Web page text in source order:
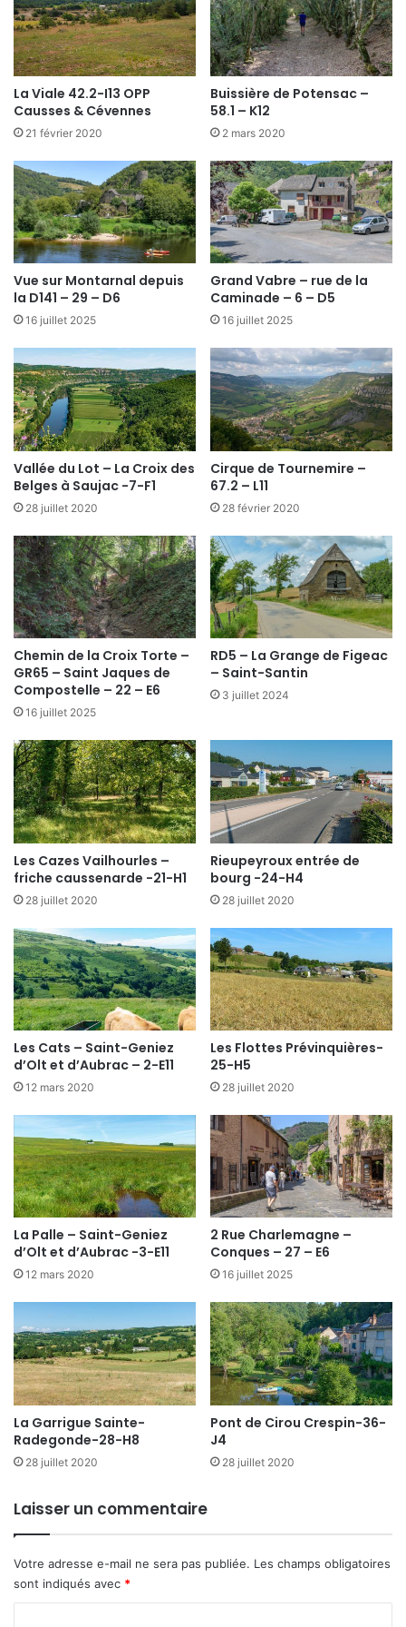
La Viale 42.2-I13 OPP
Causses & Cévennes
21 février 2020
Buissière de Potensac –
58.1 – K12
2 mars 2020
Vue sur Montarnal depuis
la D141 – 29 – D6
16 juillet 2025
Grand Vabre – rue de la
Caminade – 6 – D5
16 juillet 2025
Vallée du Lot – La Croix des
Belges à Saujac -7-F1
28 juillet 2020
Cirque de Tournemire –
67.2 – L11
28 février 2020
Chemin de la Croix Torte –
GR65 – Saint Jaques de
Compostelle – 22 – E6
16 juillet 2025
RD5 – La Grange de Figeac
– Saint-Santin
3 juillet 2024
Les Cazes Vailhourles –
friche caussenarde -21-H1
28 juillet 2020
Rieupeyroux entrée de
bourg -24-H4
28 juillet 2020
Les Cats – Saint-Geniez
d’Olt et d’Aubrac – 2-E11
12 mars 2020
Les Flottes Prévinquières-
25-H5
28 juillet 2020
La Palle – Saint-Geniez
d’Olt et d’Aubrac -3-E11
12 mars 2020
2 Rue Charlemagne –
Conques – 27 – E6
16 juillet 2025
La Garrigue Sainte-
Radegonde-28-H8
28 juillet 2020
Pont de Cirou Crespin-36-
J4
28 juillet 2020
Laisser un commentaire
Votre adresse e-mail ne sera pas publiée. Les champs obligatoires
sont indiqués avec *